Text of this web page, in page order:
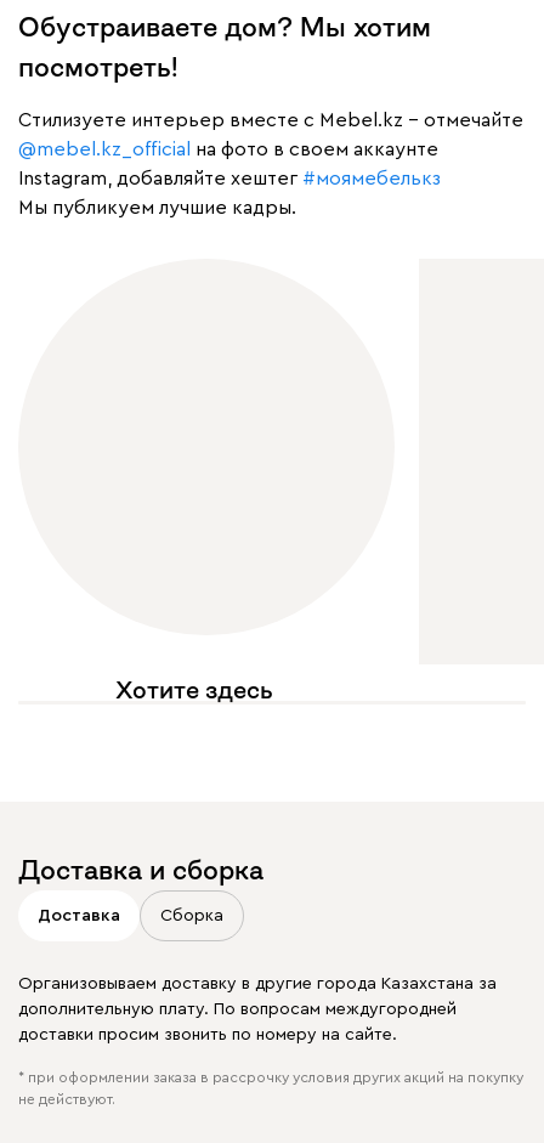
Обустраиваете дом? Мы хотим
посмотреть!
Cтилизуете интерьер вместе с Mebel.kz – отмечайте
@mebel.kz_official
на фото в своем аккаунте
Instagram, добавляйте хештег #моямебелькз
Мы публикуем лучшие кадры.
Хотите здесь
Доставка и сборка
Доставка Сборка
Организовываем доставку в другие города Казахстана за
дополнительную плату. По вопросам междугородней
доставки просим звонить по номеру на сайте.
* при оформлении заказа в рассрочку условия других акций на покупку
не действуют.